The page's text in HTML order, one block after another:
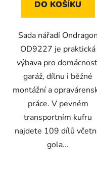
DO KOŠÍKU
Sada nářadí Ondragon
OD9227 je praktická
výbava pro
garáž, dílnu i běžné
montážní a
práce. V pevném
transportním kufru
najdete 109 dílů
gola...